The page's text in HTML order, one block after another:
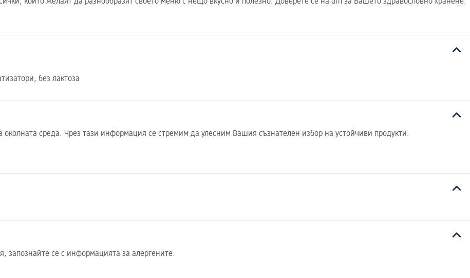
които желаят да разнообразят своето меню с нещо вкусно и полезно. Доверете се на dm за Вашето здравословно хранене.
без лактоза
околната среда. Чрез тази информация се стремим да улесним Вашия съзнателен избор на устойчиви продукти.
се с информацията за алергените.